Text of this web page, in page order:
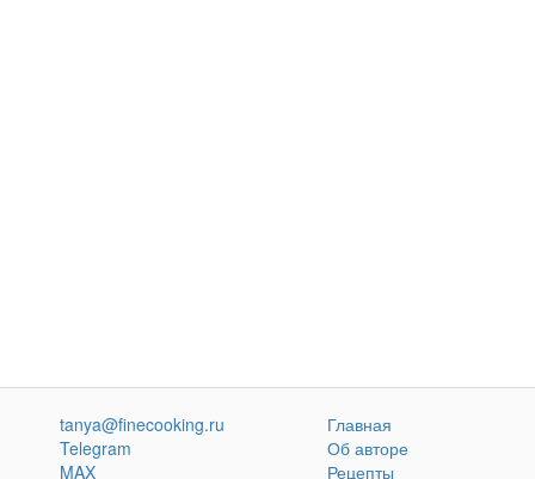
tanya@finecooking.ru
Telegram
MAX
Главная
Об авторе
Рецепты